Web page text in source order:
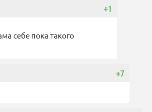
+1
себе пока такого
+7